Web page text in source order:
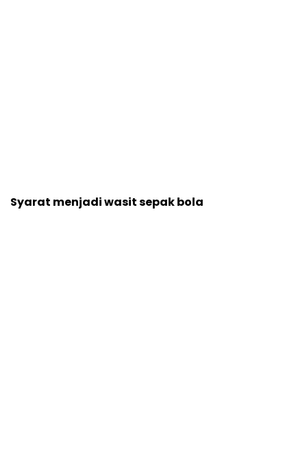
Syarat menjadi wasit sepak bola